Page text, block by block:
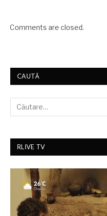
Comments are closed.
CAUTĂ
RLIVE TV